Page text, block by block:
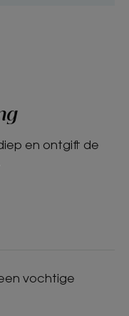
en ontgift de
vochtige